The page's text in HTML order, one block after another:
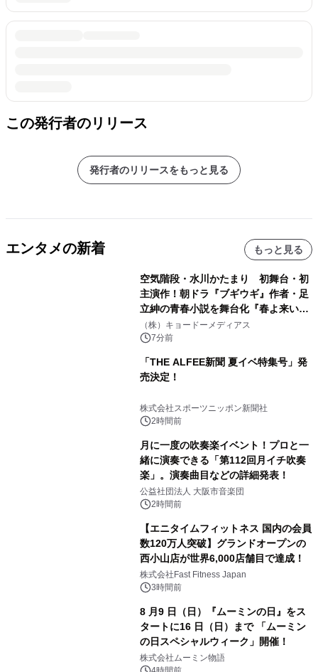
この発行者のリリース
発行者のリリースをもっと見る
エンタメの新着 もっと見る
空気階段・水川かたまり 初舞台・初
主演作！朝ドラ『ブギウギ』作者・足
立紳の青春小説を舞台化『春よ来い、
マジで来い』キービジュアル解禁！
（株）キョードーメディアス
7分前
「THE ALFEE新聞 夏イベ特集号」発
売決定！
株式会社スポーツニッポン新聞社
2時間前
月に一度の吹奏楽イベント！プロと一
緒に演奏できる「第112回月イチ吹奏
楽」。演奏曲目などの詳細発表！
公益社団法人 大阪市音楽団
2時間前
【エニタイムフィットネス 国内の会員
数120万人突破】グランドオープンの
西小山店が世界6,000店舗目で達成！
株式会社Fast Fitness Japan
3時間前
8 月9 日（日）『ムーミンの日』をス
タートに16 日（日）まで 「ムーミン
の日スペシャルウィーク」開催！
株式会社ムーミン物語